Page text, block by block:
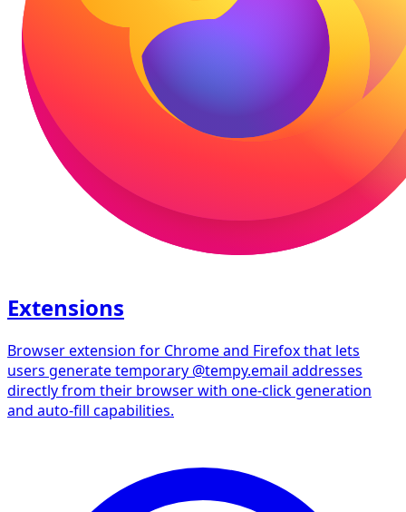
Extensions
Browser extension for Chrome and Firefox that lets
users generate temporary @tempy.email addresses
directly from their browser with one-click generation
and auto-fill capabilities.